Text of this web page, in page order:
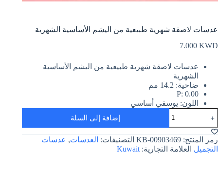
عدسات لاصقة شهرية طبيعية من اليشم الأساسية الشهرية
7.000 KWD
عدسات لاصقة شهرية طبيعية من اليشم الأساسية
الشهرية
ضاحية: 14.2 مم
P: 0.00
اللون: يوسفي أساسي
عدسات
لاصقة
شهرية
طبيعية
الشهرية
إضافة إلى السلة
رمز المنتج: KB-00903469 التصنيفات: العدسات, عدسات
التجميل العلامة التجارية: Kuwait